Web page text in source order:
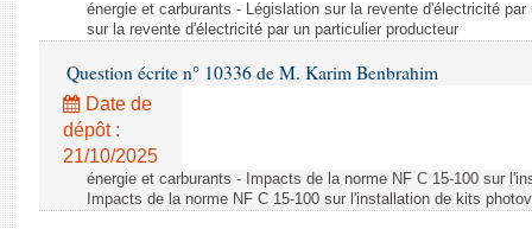
énergie et carburants - Législation sur la revente d'électricité
sur la revente d'électricité par un particulier producteur
Question écrite n° 10336 de M. Karim Benbrahim
Date de
dépôt :
21/10/2025
énergie et carburants - Impacts de la norme NF C 15-100 sur
Impacts de la norme NF C 15-100 sur l'installation de kits